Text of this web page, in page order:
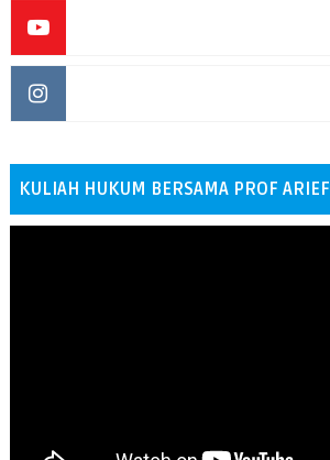
KULIAH HUKUM BERSAMA PROF ARIEF